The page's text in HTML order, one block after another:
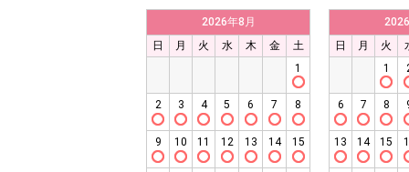
2026年8月
日
月 火 水 木 金
土
1
2 3 4 5 6 7 8
9 10 11 12 13 14 15
日
月 火
1
6 7 8
13 14 15